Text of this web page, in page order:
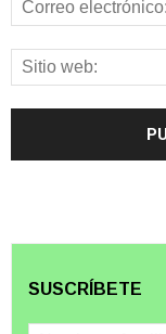
SUSCRÍBETE